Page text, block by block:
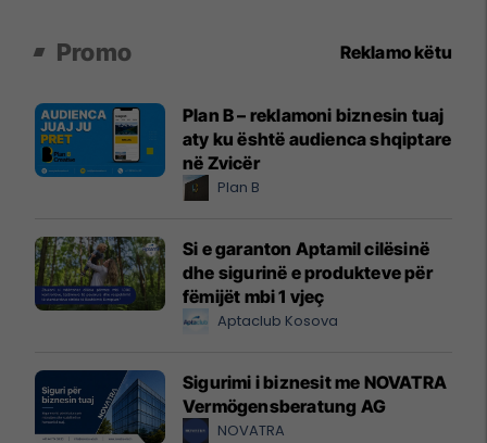
Promo Reklamo këtu
Plan B – reklamoni biznesin tuaj
aty ku është audienca shqiptare
në Zvicër
Plan B
Si e garanton Aptamil cilësinë
dhe sigurinë e produkteve për
fëmijët mbi 1 vjeç
Aptaclub Kosova
Sigurimi i biznesit me NOVATRA
Vermögensberatung AG
NOVATRA